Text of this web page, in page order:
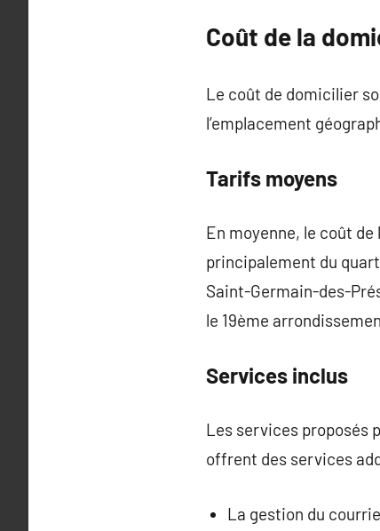
Coût de la
Le coût de domicilier
l’emplacement
Tarifs moyens
En moyenne, le coût
principalement du
Saint-Germain-des-
le 19ème
Services inclus
Les services proposés
offrent des services
La gestion du